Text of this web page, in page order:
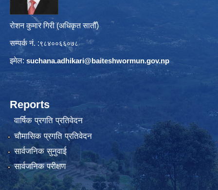
रोशन कुमार गिरी (अधिकृत सातौँ)
सम्पर्क नं. :९८४००६६०७८
इमेल: suchana.adhikari@baiteshwormun.gov.np
Reports
वार्षिक प्रगति प्रतिवेदन
चौमासिक प्रगति प्रतिवेदन
सार्वजनिक सुनुवाई
सार्वजनिक परीक्षण